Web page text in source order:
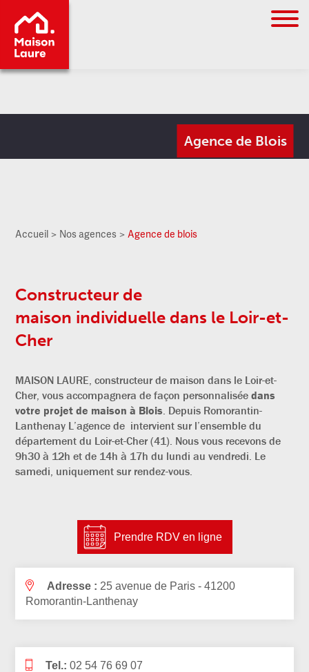
Agence de Blois
Accueil Nos agences Agence de blois
Constructeur de
maison individuelle dans le Loir-et-
Cher
MAISON LAURE, constructeur de maison dans le Loir-et-
Cher, vous accompagnera de façon personnalisée dans
votre projet de maison à Blois. Depuis Romorantin-
Lanthenay L’agence de intervient sur l’ensemble du
département du Loir-et-Cher (41). Nous vous recevons de
9h30 à 12h et de 14h à 17h du lundi au vendredi. Le
samedi, uniquement sur rendez-vous.
Prendre RDV en ligne
Adresse : 25 avenue de Paris - 41200
Romorantin-Lanthenay
Tel.: 02 54 76 69 07